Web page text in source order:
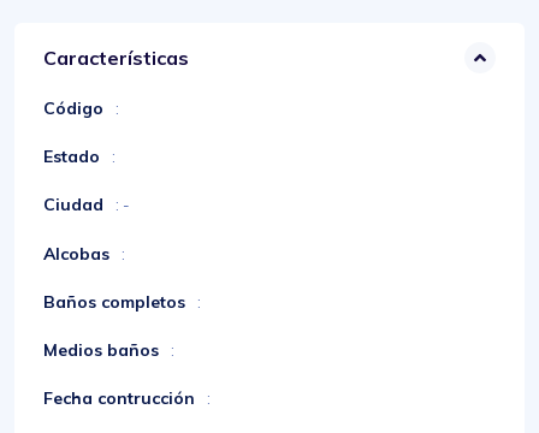
Características
Código :
Estado :
Ciudad : -
Alcobas :
Baños completos :
Medios baños :
Fecha contrucción :